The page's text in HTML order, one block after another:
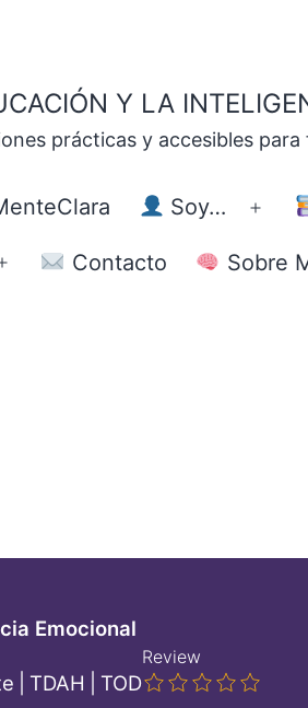
Y LA
prácticas y accesibles
Soy…
Abrir
el
Abrir
Contacto Sobre
Emocional
TDAH TOD
Review